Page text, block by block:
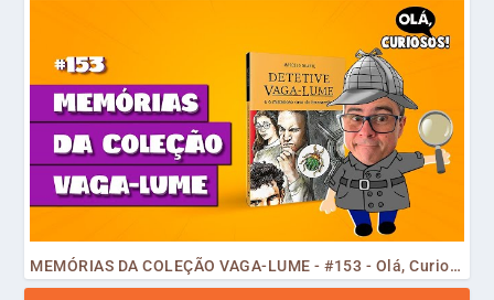
MEMÓRIAS DA COLEÇÃO VAGA-LUME - #153 - Olá, Curiosos! 2023